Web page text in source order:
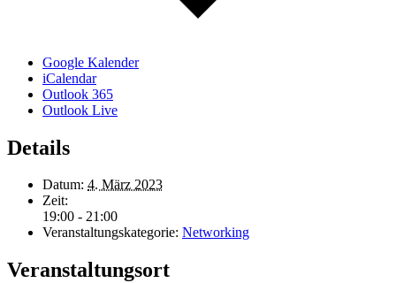
Google Kalender
iCalendar
Outlook 365
Outlook Live
Details
Datum: 4. März 2023
Zeit:
19:00 - 21:00
Veranstaltungskategorie: Networking
Veranstaltungsort